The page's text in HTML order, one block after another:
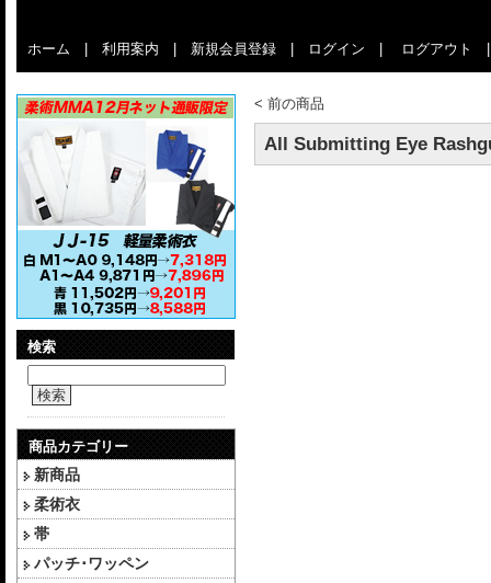
ホーム 利用案内 新規会員登録 ログイン ログアウト
検索
検索
商品カテゴリー
新商品
柔術衣
帯
パッチ･ワッペン
< 前の商品
All Submitting Eye